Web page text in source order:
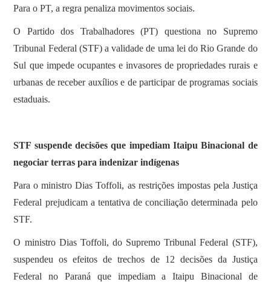
Para o PT, a regra penaliza movimentos sociais.
O Partido dos Trabalhadores (PT) questiona no Supremo
Tribunal Federal (STF) a validade de uma lei do Rio Grande do
Sul que impede ocupantes e invasores de propriedades rurais e
urbanas de receber auxílios e de participar de programas sociais
estaduais.
STF suspende decisões que impediam Itaipu Binacional de
negociar terras para indenizar indígenas
Para o ministro Dias Toffoli, as restrições impostas pela Justiça
Federal prejudicam a tentativa de conciliação determinada pelo
STF.
O ministro Dias Toffoli, do Supremo Tribunal Federal (STF),
suspendeu os efeitos de trechos de 12 decisões da Justiça
Federal no Paraná que impediam a Itaipu Binacional de